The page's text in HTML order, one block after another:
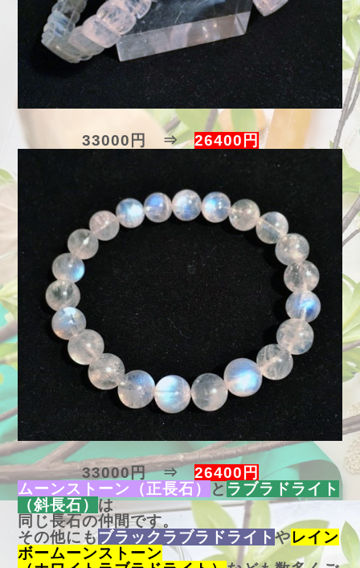
33000円 ⇒26400円
33000円 ⇒ 26400円
ムーンストーン（正長石）
と ラブラドライト
（斜長石） は
同じ長石の仲間です。
その他にもブラックラブラドライトやレイン
ボームーンストーン